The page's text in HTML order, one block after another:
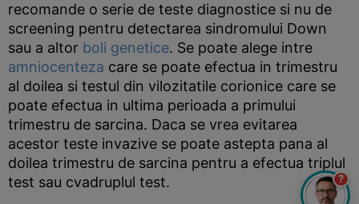
recomande o serie de teste diagnostice si nu de
screening pentru detectarea sindromului Down
sau a altor boli genetice. Se poate alege intre
amniocenteza care se poate efectua in trimestru
al doilea si testul din vilozitatile corionice care se
poate efectua in ultima perioada a primului
trimestru de sarcina. Daca se vrea evitarea
acestor teste invazive se poate astepta pana al
doilea trimestru de sarcina pentru a efectua triplul
test sau cvadruplul test.
?